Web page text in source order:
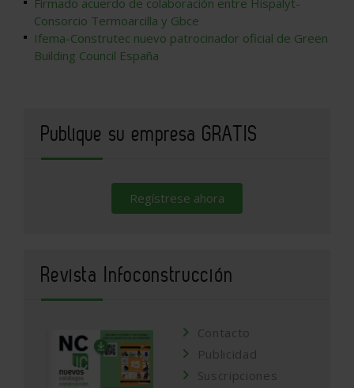
Firmado acuerdo de colaboración entre Hispalyt-
Consorcio Termoarcilla y Gbce
Ifema-Construtec nuevo patrocinador oficial de Green
Building Council España
Publique su empresa GRATIS
Regístrese ahora
Revista Infoconstrucción
Contacto
Publicidad
Suscripciones